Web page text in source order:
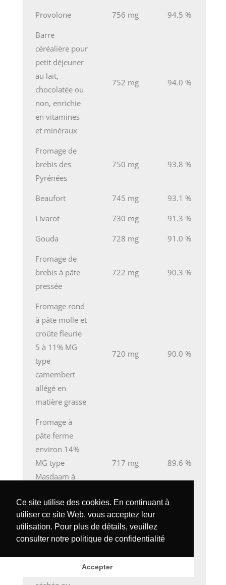
Ce site utilise des cookies. En continuant à
utiliser ce site Web, vous acceptez leur
utilisation. Pour plus de détails, veuillez
consulter notre politique de confidentialité
Accepter
Provolone
756 mg
94.5 %
Barre
céréalière pour
petit déjeuner
au lait,
chocolatée ou
non, enrichie
en vitamines
et minéraux
752 mg 94.0 %
Fromage de
brebis des
Pyrénées
750 mg 93.8 %
Beaufort 745 mg
93.1 %
Livarot
730 mg
91.3 %
Gouda
728 mg
91.0 %
Fromage de
brebis à pâte
pressée
722 mg 90.3 %
Fromage rond
à pâte molle et
croûte fleurie
5 à 11% MG
type
camembert
allégé en
matière grasse
720 mg 90.0 %
Fromage à
pâte ferme
environ 14%
MG type
Masdaam à
en MG
717 mg 89.6 %
Munster 717 mg
Haricot de mer
(Himanthalia